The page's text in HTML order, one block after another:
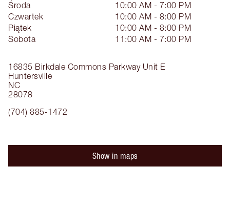
16835 Birkdale Commons Parkway Unit E
Huntersville
NC
28078
(704) 885-1472
Środa
10:00 AM - 7:00 PM
Czwartek
10:00 AM - 8:00 PM
Piątek
10:00 AM - 8:00 PM
Sobota
11:00 AM - 7:00 PM
Show in maps